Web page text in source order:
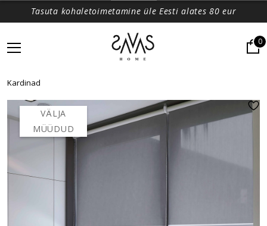
Tasuta kohaletoimetamine üle Eesti alates 80 eur
0
Kardinad
VÄLJA
MÜÜDUD